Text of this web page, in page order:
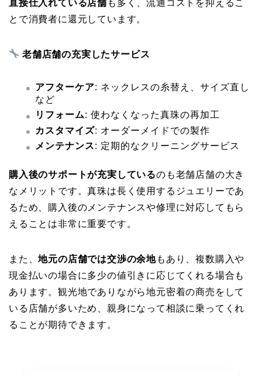
直接仕入れている店舗 も多く、流通コストを抑えるこ
とで消費者に還元しています。
老舗店舗の充実したサービス
アフターケア: ネックレスの糸替え、サイズ直し
など
リフォーム: 使わなくなった真珠の再加工
カスタマイズ: オーダーメイドでの製作
メンテナンス: 定期的なクリーニングサービス
購入後のサポートが充実しているのも老舗店舗の大き
なメリットです。真珠は長く使用するジュエリーであ
るため、購入後のメンテナンスや修理に対応してもら
えることは非常に重要です。
また、地元の店舗では交渉の余地もあり、複数購入や
現金払いの場合に多少の値引きに応じてくれる場合も
あります。観光地でありながら地元密着の商売をして
いる店舗が多いため、親身になって相談に乗ってくれ
ることが期待できます。